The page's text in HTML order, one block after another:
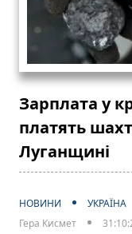
Зарплата у
платять
Луганщині
НОВИНИ
УКРАЇНА
Гера Кисмет